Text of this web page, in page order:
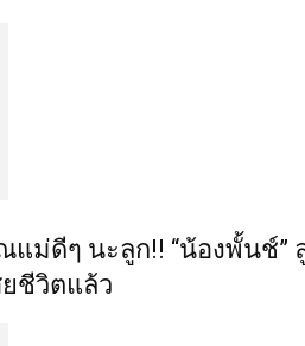
ม่ดีๆ นะลูก!! “น้องพั้นช์”
ชีวิตแล้ว